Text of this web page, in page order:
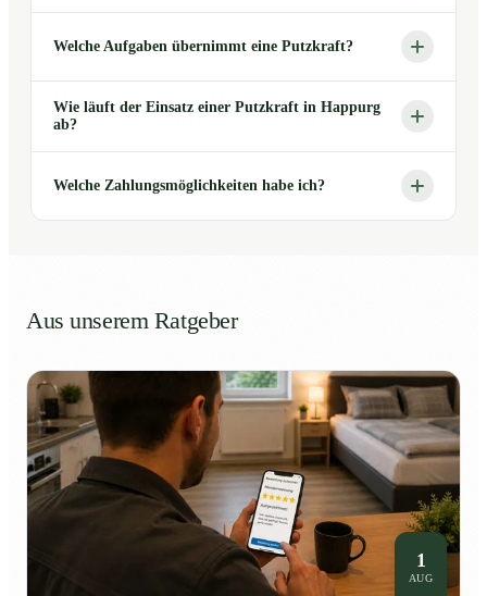
Welche Aufgaben übernimmt eine Putzkraft?
Wie läuft der Einsatz einer Putzkraft in Happurg
ab?
Welche Zahlungsmöglichkeiten habe ich?
Aus unserem Ratgeber
1
AUG